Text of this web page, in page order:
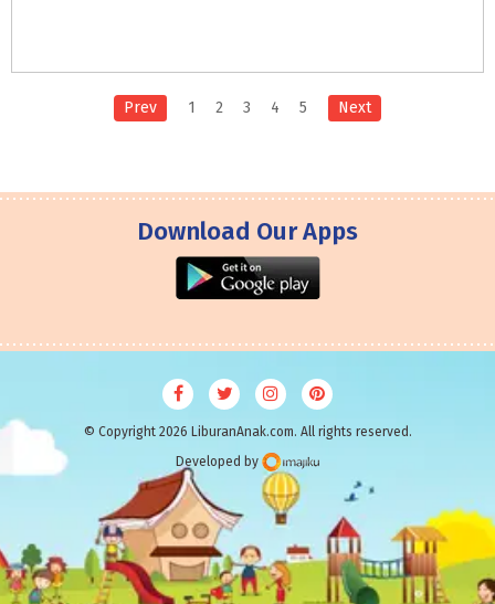
Prev 1 2 3 4 5 Next
Download Our Apps
© Copyright 2026 LiburanAnak.com. All rights reserved.
Developed by